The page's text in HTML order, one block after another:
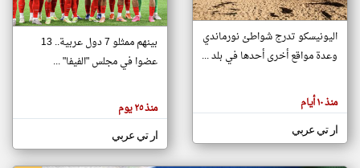
تغيير الدولة
اخبار جزر القمر على مدار الساعة
أهم اخبار جزر القمر العاجلة والمباشرة
هنا عن
وجهة
كاتبيها.
اليونيسكو تدرج شواطئ نورماندي
وعدة مواقع أخرى أحدها في بلد ...
منذ ١٠ أيام
ار تي عربي
بينهم ممثلو 7 دول عربية.. 13
عضوا في مجلس "الفيفا" ...
منذ ٢٥ يوم
ار تي عربي
klyoum.com